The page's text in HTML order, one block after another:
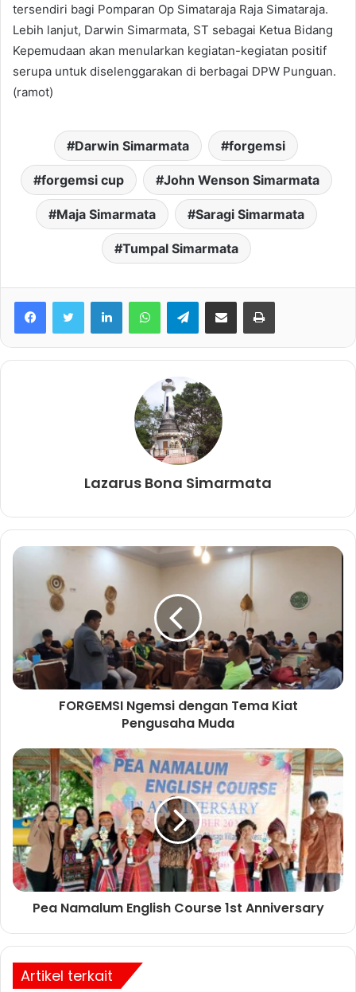
tersendiri bagi Pomparan Op Simataraja Raja Simataraja.
Lebih lanjut, Darwin Simarmata, ST sebagai Ketua Bidang
Kepemudaan akan menularkan kegiatan-kegiatan positif
serupa untuk diselenggarakan di berbagai DPW Punguan.
(ramot)
Darwin Simarmata forgemsi
forgemsi cup John Wenson Simarmata
Maja Simarmata Saragi Simarmata
Tumpal Simarmata
FacebookTwitter LinkedInWhatsAppTelegramshare melalui email Print
Lazarus Bona Simarmata
FORGEMSI Ngemsi dengan Tema Kiat
Pengusaha Muda
Pea Namalum English Course 1st Anniversary
Artikel terkait